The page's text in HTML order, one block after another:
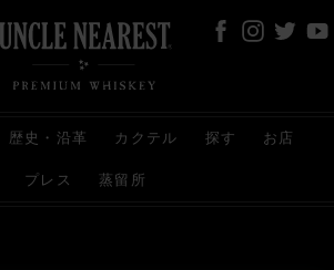
歴史・沿革 カクテル 探す お店
プレス 蒸留所